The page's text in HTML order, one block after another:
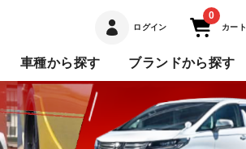
ログイン
0
カート
車種から探す ブランドから探す